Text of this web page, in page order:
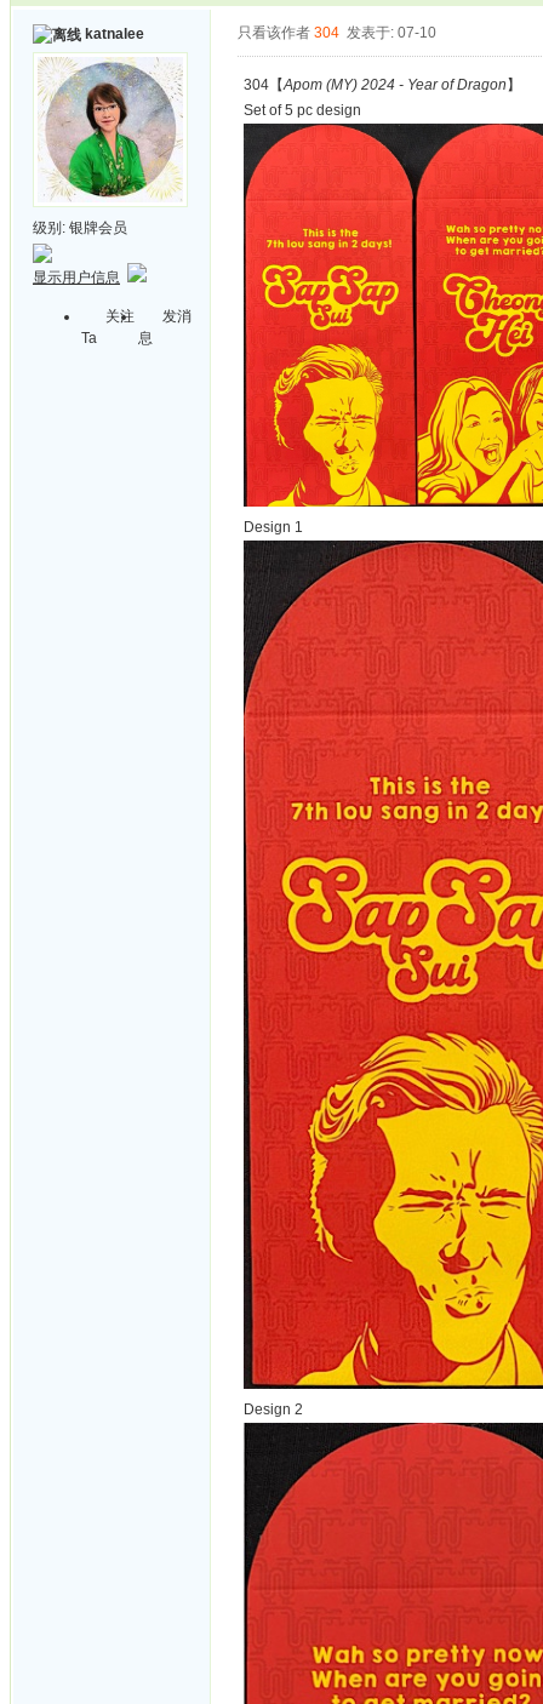
katnalee
级别: 银牌会员
显示用户信息
关注
Ta
发消
息
只看该作者 304 发表于: 07-10
304【Apom (MY) 2024 - Year of Dragon 】
Set of 5 pc design
Design 1
Design 2